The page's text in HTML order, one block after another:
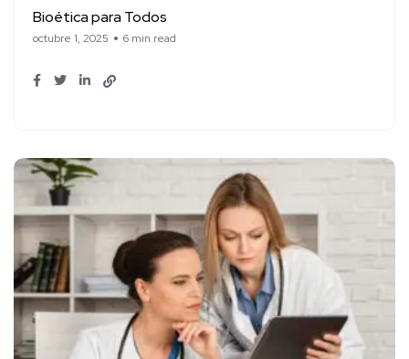
Bioética para Todos
octubre 1, 2025 6 min read